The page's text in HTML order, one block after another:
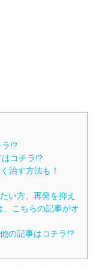
ラ!?
コチラ!?
治す方法も！
い方、再発を抑え
、こちらの記事がオ
の記事はコチラ!?